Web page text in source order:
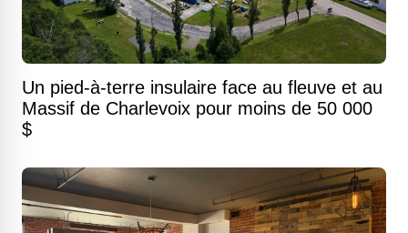
Un pied-à-terre insulaire face au fleuve et au
Massif de Charlevoix pour moins de 50 000
$